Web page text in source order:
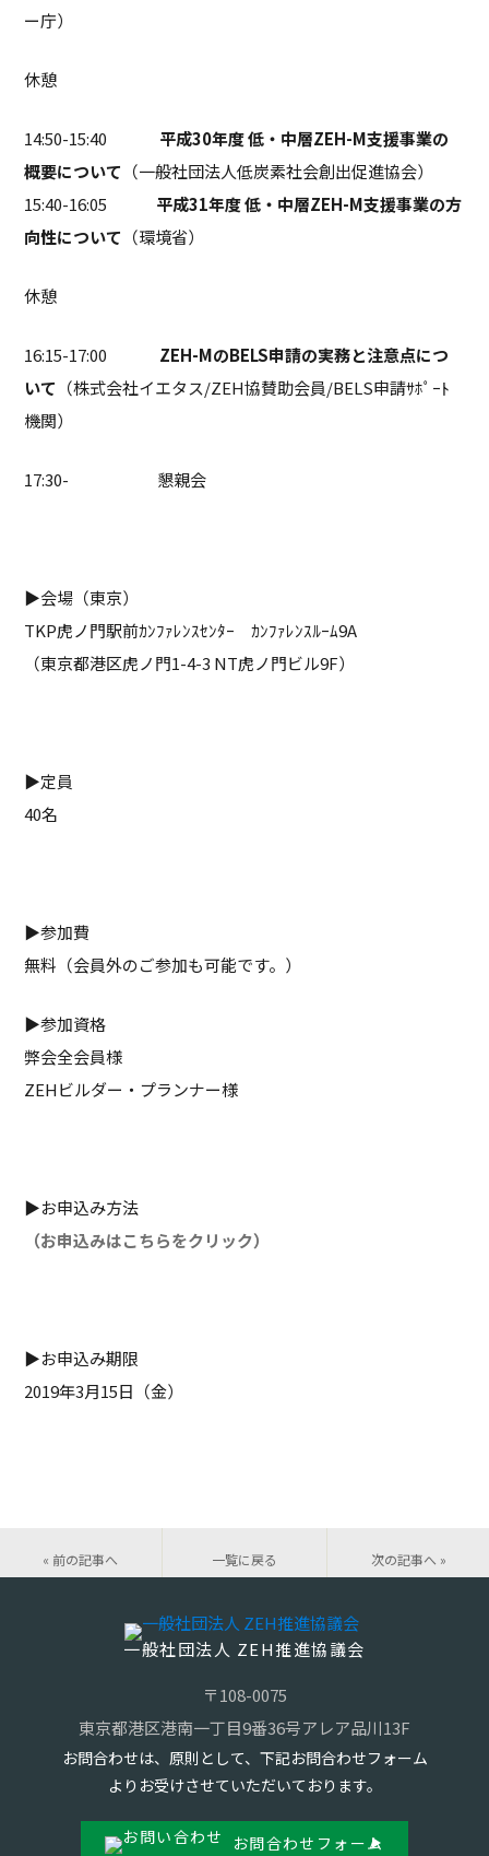
ー庁）
休憩
14:50-15:40 平成30年度 低・中層ZEH-M支援事業の
概要について （一般社団法人低炭素社会創出促進協会）
15:40-16:05 平成31年度 低・中層ZEH-M支援事業の方
向性について （環境省）
休憩
16:15-17:00 ZEH-MのBELS申請の実務と注意点につ
いて （株式会社イエタス/ZEH協賛助会員/BELS申請ｻﾎﾟｰﾄ
機関）
17:30- 懇親会
▶会場（東京）
TKP虎ノ門駅前ｶﾝﾌｧﾚﾝｽｾﾝﾀｰ ｶﾝﾌｧﾚﾝｽﾙｰﾑ9A
（東京都港区虎ノ門1-4-3 NT虎ノ門ビル9F）
▶定員
40名
▶参加費
無料（会員外のご参加も可能です。）
▶参加資格
弊会全会員様
ZEHビルダー・プランナー様
▶お申込み方法
（お申込みはこちらをクリック）
▶お申込み期限
2019年3月15日（金）
« 前の記事へ 一覧に戻る 次の記事へ »
一般社団法人 ZEH推進協議会
〒108-0075
東京都港区港南一丁目9番36号アレア品川13F
お問合わせは、原則として、下記お問合わせフォーム
よりお受けさせていただいております。
お問合わせフォーム